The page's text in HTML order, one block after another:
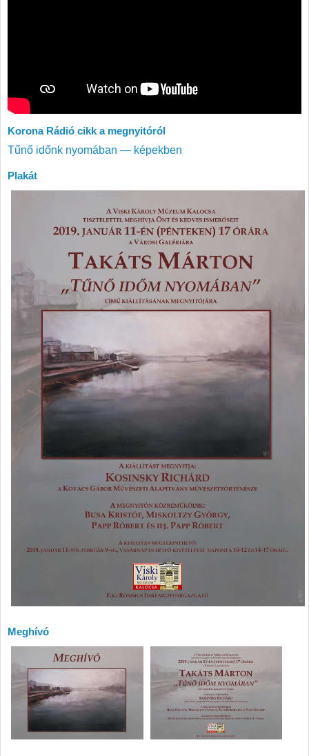
Korona Rádió cikk a megnyitóról
Tűnő időnk nyomában — képekben
Plakát
Meghívó